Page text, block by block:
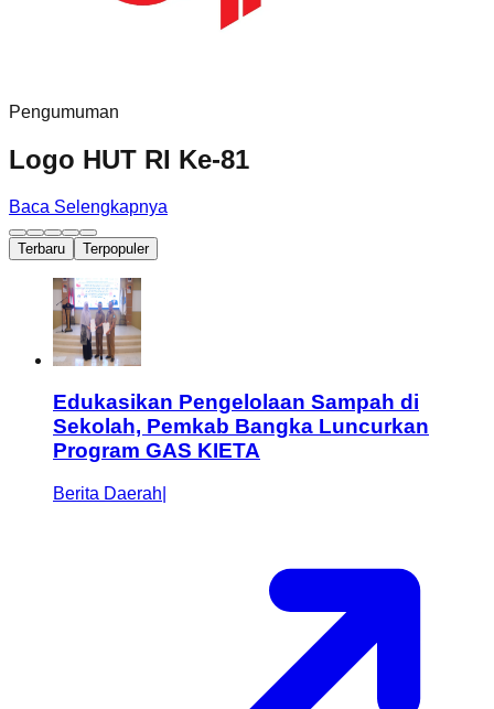
Pengumuman
Logo HUT RI Ke-81
Baca Selengkapnya
Terbaru Terpopuler
Edukasikan Pengelolaan Sampah di
Sekolah, Pemkab Bangka Luncurkan
Program GAS KIETA
Berita Daerah